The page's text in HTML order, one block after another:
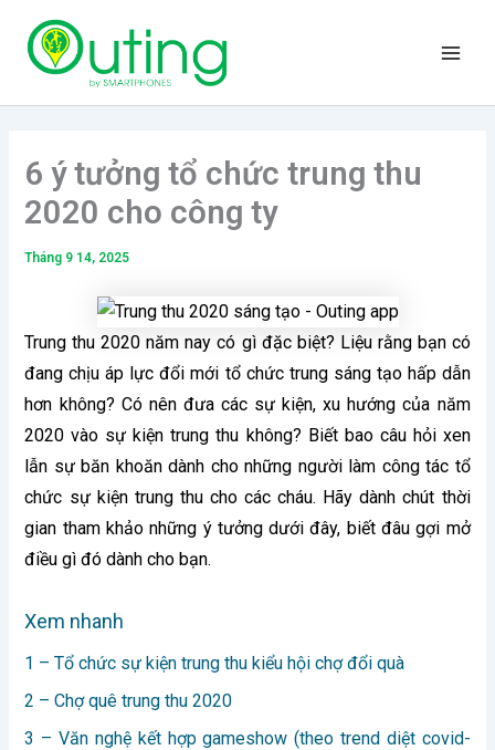
Menu
6 ý tưởng tổ chức trung thu
2020 cho công ty
Tháng 9 14, 2025
Trung thu 2020 năm nay có gì đặc biệt? Liệu rằng bạn có
đang chịu áp lực đổi mới tổ chức trung sáng tạo hấp dẫn
hơn không? Có nên đưa các sự kiện, xu hướng của năm
2020 vào sự kiện trung thu không? Biết bao câu hỏi xen
lẫn sự băn khoăn dành cho những người làm công tác tổ
chức sự kiện trung thu cho các cháu. Hãy dành chút thời
gian tham khảo những ý tưởng dưới đây, biết đâu gợi mở
điều gì đó dành cho bạn.
Xem nhanh
1 – Tổ chức sự kiện trung thu kiểu hội chợ đổi quà
2 – Chợ quê trung thu 2020
3 – Văn nghệ kết hợp gameshow (theo trend diệt covid-